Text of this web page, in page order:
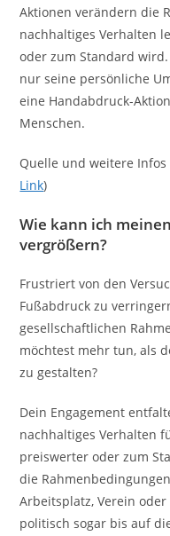
Aktionen verändern die
nachhaltiges Verhalten
oder zum Standard
nur seine persönliche
eine Handabdruck-
Menschen.
Quelle und weitere
Link)
Wie kann ich
vergrößern?
Frustriert von den
Fußabdruck zu
gesellschaftlichen
möchtest mehr tun, als
zu gestalten?
Dein Engagement
nachhaltiges Verhalten
preiswerter oder zum
die
Arbeitsplatz, Verein
politisch sogar bis auf